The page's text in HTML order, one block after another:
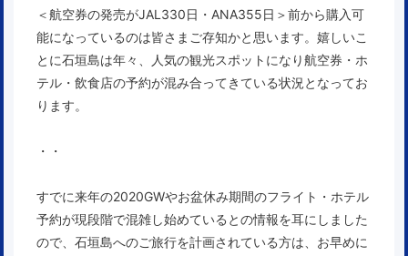
＜航空券の発売がJAL330日 ・ ANA355日 ＞前から購入可
能になっているのは皆さまご存知かと思います。嬉しいこ
とに石垣島は年々、人気の観光スポットになり航空券・ホ
テル・飲食店の予約が混み合ってきている状況となってお
ります。
・・
すでに来年の2020GWやお盆休み期間のフライト・ホテル
予約が現段階で混雑し始めている との情報を耳にしました
ので、石垣島へのご旅行を計画されている方は、お早めに